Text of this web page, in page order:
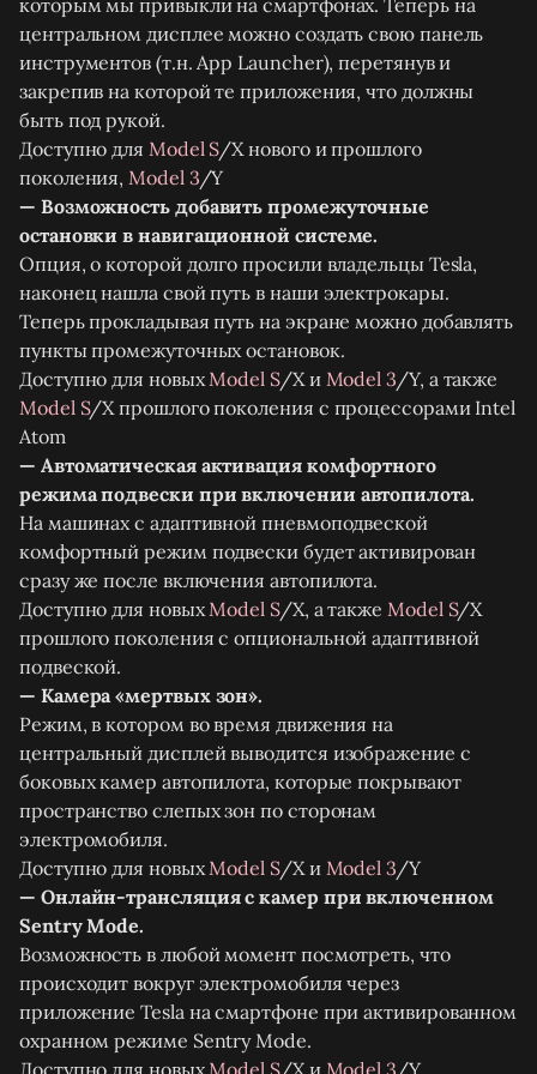
центральном дисплее можно создать свою панель
инструментов (т.н. App Launcher), перетянув и
закрепив на которой те приложения, что должны
быть под рукой.
Доступно для Model S/X нового и прошлого
поколения, Model 3/Y
— Возможность добавить промежуточные
остановки в навигационной системе.
Опция, о которой долго просили владельцы Tesla,
наконец нашла свой путь в наши электрокары.
Теперь прокладывая путь на экране можно добавлять
пункты промежуточных остановок.
Доступно для новых Model S/X и Model 3/Y, а также
Model S/X прошлого поколения с процессорами Intel
Atom
— Автоматическая активация комфортного
режима подвески при включении автопилота.
На машинах с адаптивной пневмоподвеской
комфортный режим подвески будет активирован
сразу же после включения автопилота.
Доступно для новых Model S/X, а также Model S/X
прошлого поколения с опциональной адаптивной
подвеской.
— Камера «мертвых зон».
Режим, в котором во время движения на
центральный дисплей выводится изображение с
боковых камер автопилота, которые покрывают
пространство слепых зон по сторонам
электромобиля.
Доступно для новых Model S/X и Model 3/Y
— Онлайн-трансляция с камер при включенном
Sentry Mode.
Возможность в любой момент посмотреть, что
происходит вокруг электромобиля через
приложение Tesla на смартфоне при активированном
охранном режиме Sentry Mode.
Доступно для новых Model S/X и Model 3 /Y